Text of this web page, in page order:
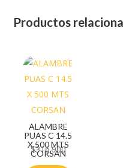
Productos
ALAMBRE
PUAS C 14.5
X 500 MTS
CORSAN
$316.900